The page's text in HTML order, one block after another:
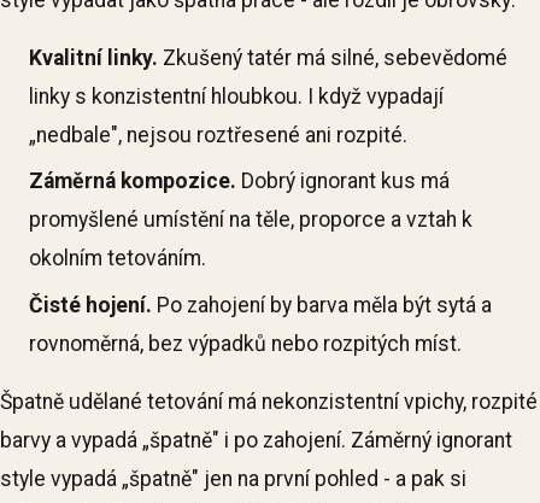
Kvalitní linky. Zkušený tatér má silné, sebevědomé
linky s konzistentní hloubkou. I když vypadají
„nedbale", nejsou roztřesené ani rozpité.
Záměrná kompozice. Dobrý ignorant kus má
promyšlené umístění na těle, proporce a vztah k
okolním tetováním.
Čisté hojení. Po zahojení by barva měla být sytá a
rovnoměrná, bez výpadků nebo rozpitých míst.
Špatně udělané tetování má nekonzistentní vpichy, rozpité
barvy a vypadá „špatně" i po zahojení. Záměrný ignorant
style vypadá „špatně" jen na první pohled - a pak si